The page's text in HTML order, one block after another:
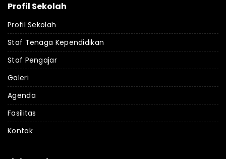
Profil Sekolah
Profil Sekolah
Staf Tenaga Kependidikan
Staf Pengajar
Galeri
Agenda
Fasilitas
Kontak